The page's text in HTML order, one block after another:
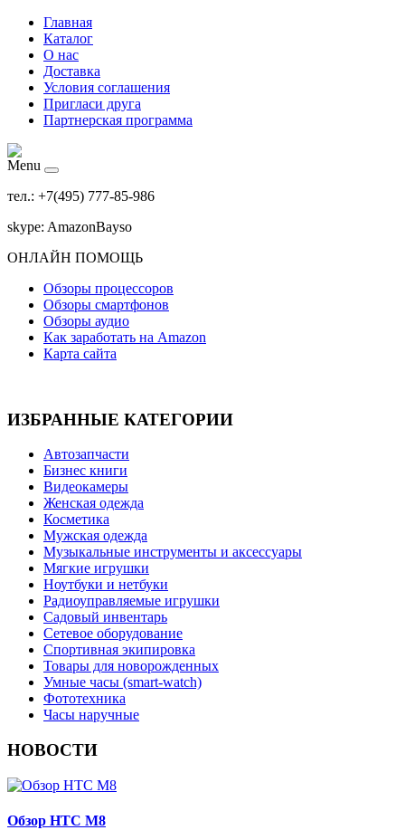
Главная
Каталог
О нас
Доставка
Условия соглашения
Пригласи друга
Партнерская программа
Menu
тел.: +7(495) 777-85-986
skype: AmazonBayso
ОНЛАЙН ПОМОЩЬ
Обзоры процессоров
Обзоры смартфонов
Обзоры аудио
Как заработать на Amazon
Карта сайта
ИЗБРАННЫЕ КАТЕГОРИИ
Автозапчасти
Бизнес книги
Видеокамеры
Женская одежда
Косметика
Мужская одежда
Музыкальные инструменты и аксессуары
Мягкие игрушки
Ноутбуки и нетбуки
Радиоуправляемые игрушки
Садовый инвентарь
Сетевое оборудование
Спортивная экипировка
Товары для новорожденных
Умные часы (smart-watch)
Фототехника
Часы наручные
НОВОСТИ
Обзор НТС М8